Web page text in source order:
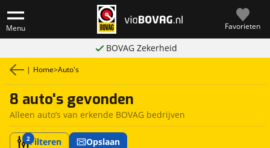
Menu Favorieten
BOVAG Zekerheid
| Home>Auto's
8 auto's gevonden
Alleen auto’s van erkende BOVAG bedrijven
2Filteren Opslaan